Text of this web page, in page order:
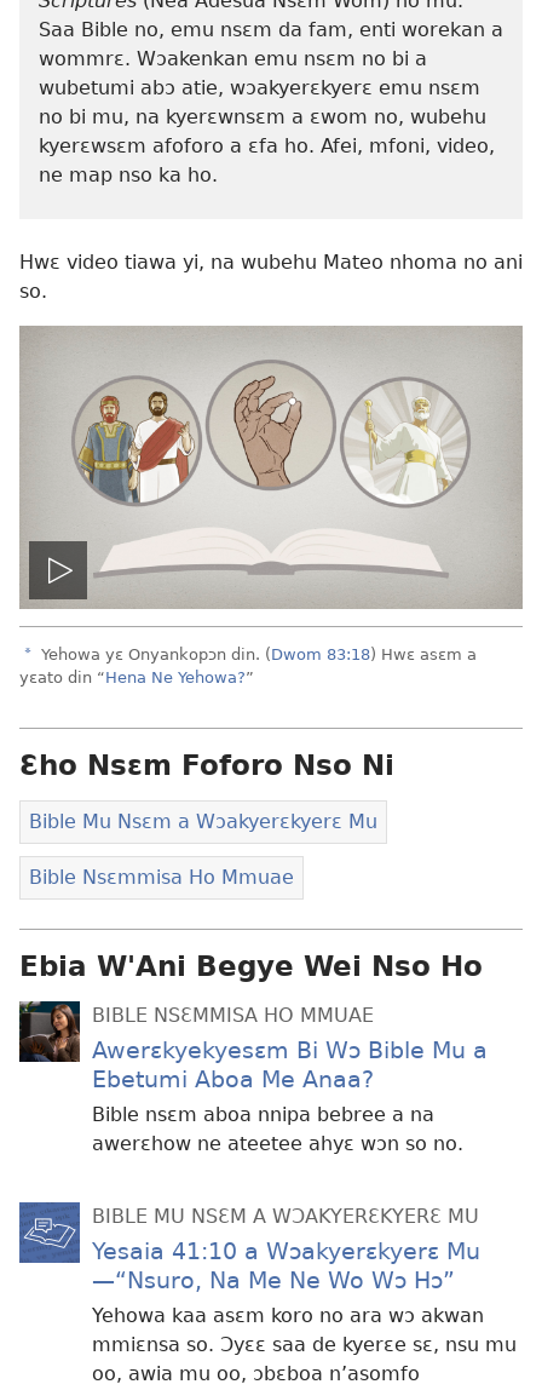
Saa Bible no, emu nsɛm da fam, enti worekan a
wommrɛ. Wɔakenkan emu nsɛm no bi a
wubetumi abɔ atie, wɔakyerɛkyerɛ emu nsɛm
no bi mu, na kyerɛwnsɛm a ɛwom no, wubehu
kyerɛwsɛm afoforo a ɛfa ho. Afei, mfoni, video,
ne map nso ka ho.
Hwɛ video tiawa yi, na wubehu Mateo nhoma no ani
so.
Play
video
a Yehowa yɛ Onyankopɔn din. (Dwom 83:18) Hwɛ asɛm a
yɛato din “Hena Ne Yehowa?”
Ɛho Nsɛm Foforo Nso Ni
Bible Mu Nsɛm a Wɔakyerɛkyerɛ Mu
Bible Nsɛmmisa Ho Mmuae
Ebia W'Ani Begye Wei Nso Ho
BIBLE NSƐMMISA HO MMUAE
Awerɛkyekyesɛm Bi Wɔ Bible Mu a
Ebetumi Aboa Me Anaa?
Bible nsɛm aboa nnipa bebree a na
awerɛhow ne ateetee ahyɛ wɔn so no.
BIBLE MU NSƐM A WƆAKYERƐKYERƐ MU
Yesaia 41:10 a Wɔakyerɛkyerɛ Mu
—“Nsuro, Na Me Ne Wo Wɔ Hɔ”
Yehowa kaa asɛm koro no ara wɔ akwan
mmiɛnsa so. Ɔyɛɛ saa de kyerɛe sɛ, nsu mu
oo, awia mu oo, ɔbɛboa n’asomfo